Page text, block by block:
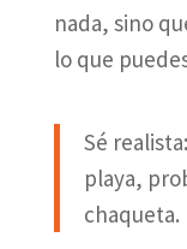
nada, sino
lo que
Sé
playa,
chaqueta.